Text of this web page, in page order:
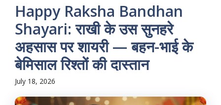
Happy Raksha Bandhan
Shayari: राखी के उस सुनहरे
अहसास पर शायरी — बहन-भाई के
बेमिसाल रिश्तों की दास्तान
July 18, 2026